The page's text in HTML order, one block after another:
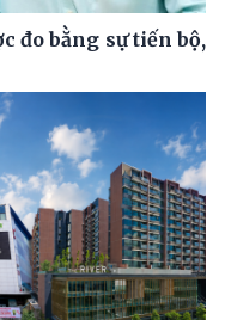
đo bằng sự tiến bộ,